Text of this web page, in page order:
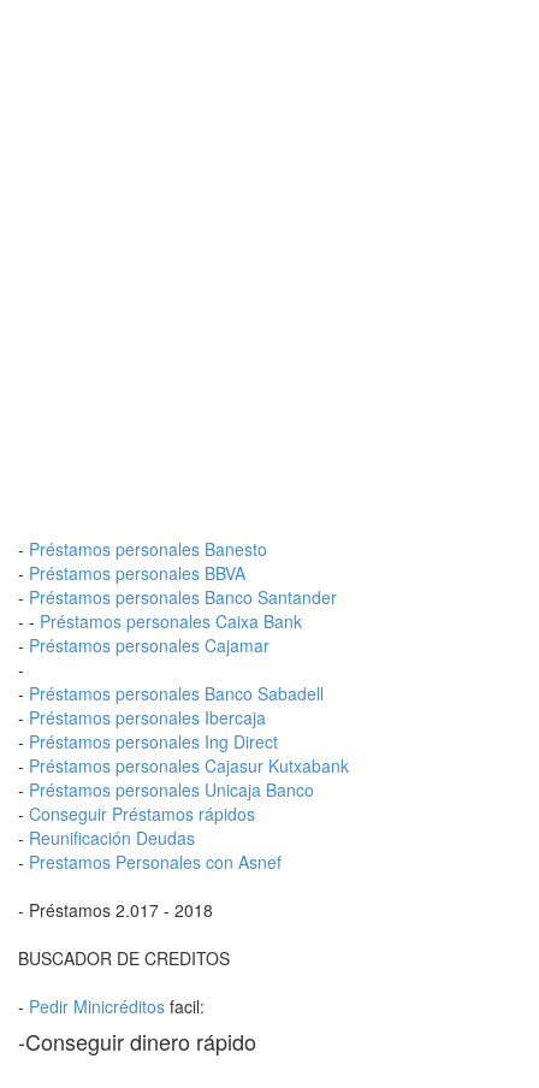
- Préstamos personales Banesto
- Préstamos personales BBVA
- Préstamos personales Banco Santander
- - Préstamos personales Caixa Bank
- Préstamos personales Cajamar
-
- Préstamos personales Banco Sabadell
- Préstamos personales Ibercaja
- Préstamos personales Ing Direct
- Préstamos personales Cajasur Kutxabank
- Préstamos personales Unicaja Banco
- Conseguir Préstamos rápidos
- Reunificación Deudas
- Prestamos Personales con Asnef
- Préstamos 2.017 - 2018
BUSCADOR DE CREDITOS
- Pedir Minicréditos facil:
-Conseguir dinero rápido